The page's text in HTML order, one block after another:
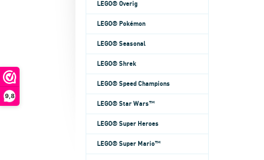
9,8
LEGO® Overig
LEGO® Pokémon
LEGO® Seasonal
LEGO® Shrek
LEGO® Speed Champions
LEGO® Star Wars™
LEGO® Super Heroes
LEGO® Super Mario™